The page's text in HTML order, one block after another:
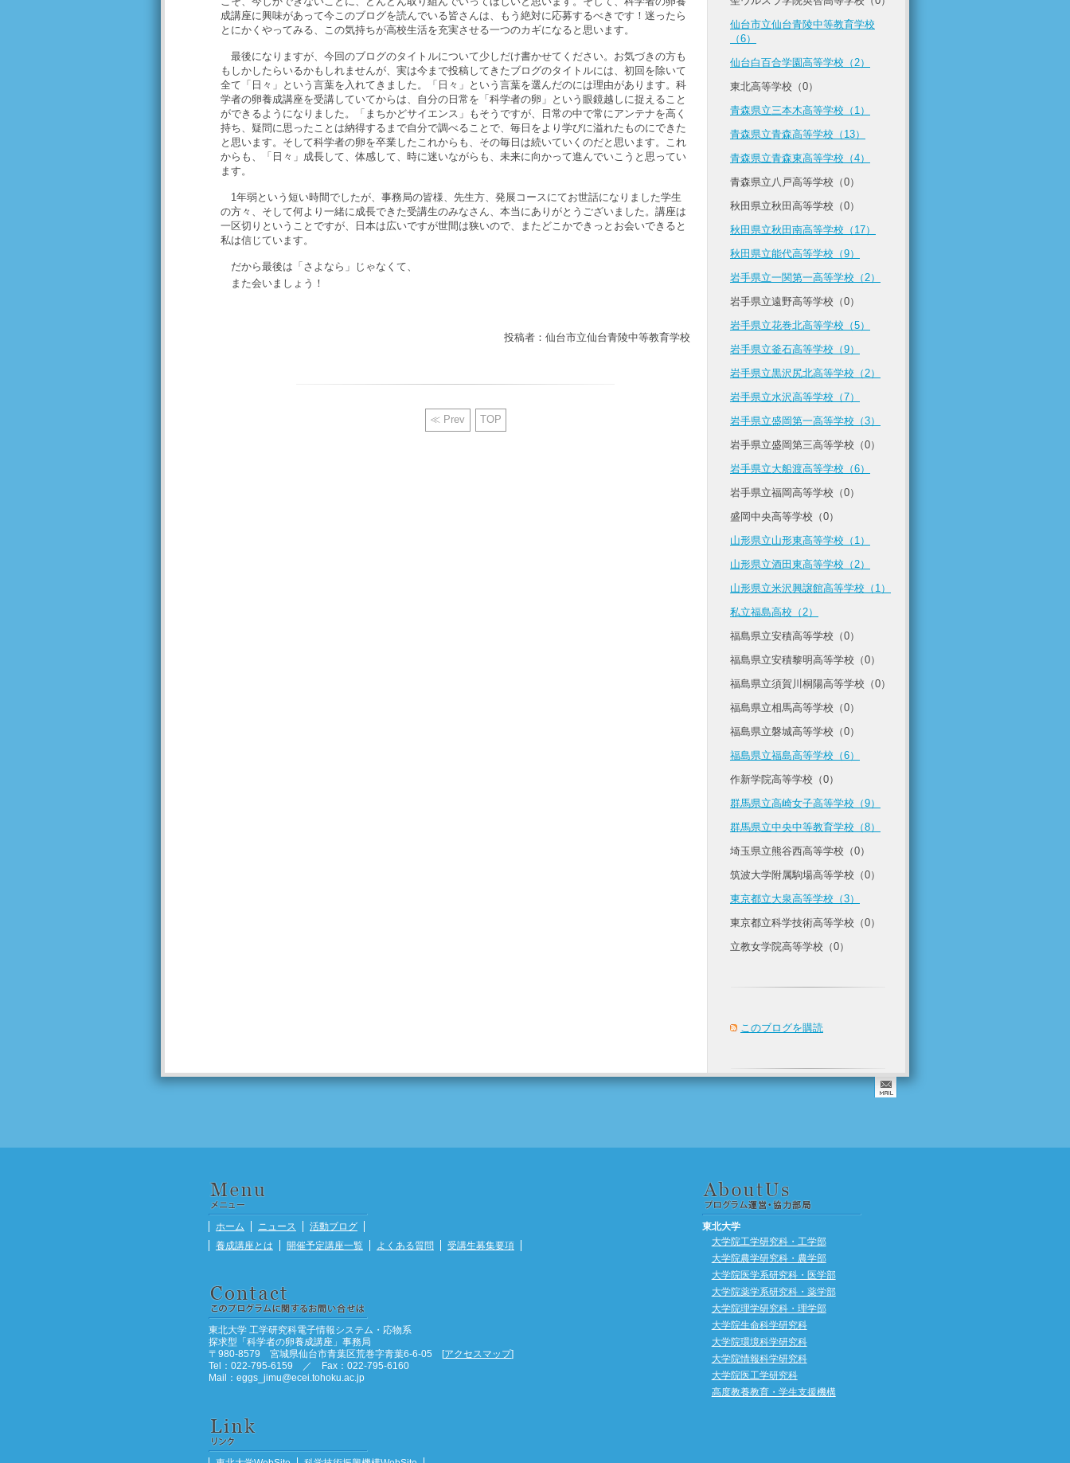
成講座に興味があって今このブログを読んでいる皆さんは、もう絶対に応募するべきです！迷ったら
とにかくやってみる、この気持ちが高校生活を充実させる一つのカギになると思います。
最後になりますが、今回のブログのタイトルについて少しだけ書かせてください。お気づきの方も
もしかしたらいるかもしれませんが、実は今まで投稿してきたブログのタイトルには、初回を除いて
全て「日々」という言葉を入れてきました。「日々」という言葉を選んだのには理由があります。科
学者の卵養成講座を受講していてからは、自分の日常を「科学者の卵」という眼鏡越しに捉えること
ができるようになりました。「まちかどサイエンス」もそうですが、日常の中で常にアンテナを高く
持ち、疑問に思ったことは納得するまで自分で調べることで、毎日をより学びに溢れたものにできた
と思います。そして科学者の卵を卒業したこれからも、その毎日は続いていくのだと思います。これ
からも、「日々」成長して、体感して、時に迷いながらも、未来に向かって進んでいこうと思ってい
ます。
1年弱という短い時間でしたが、事務局の皆様、先生方、発展コースにてお世話になりました学生
の方々、そして何より一緒に成長できた受講生のみなさん、本当にありがとうございました。講座は
一区切りということですが、日本は広いですが世間は狭いので、またどこかできっとお会いできると
私は信じています。
だから最後は「さよなら」じゃなくて、
また会いましょう！
投稿者：仙台市立仙台青陵中等教育学校
≪ Prev TOP
仙台市立仙台青陵中等教育学校
（6）
仙台白百合学園高等学校（2）
東北高等学校（0）
青森県立三本木高等学校（1）
青森県立青森高等学校（13）
青森県立青森東高等学校（4）
青森県立八戸高等学校（0）
秋田県立秋田高等学校（0）
秋田県立秋田南高等学校（17）
秋田県立能代高等学校（9）
岩手県立一関第一高等学校（2）
岩手県立遠野高等学校（0）
岩手県立花巻北高等学校（5）
岩手県立釜石高等学校（9）
岩手県立黒沢尻北高等学校（2）
岩手県立水沢高等学校（7）
岩手県立盛岡第一高等学校（3）
岩手県立盛岡第三高等学校（0）
岩手県立大船渡高等学校（6）
岩手県立福岡高等学校（0）
盛岡中央高等学校（0）
山形県立山形東高等学校（1）
山形県立酒田東高等学校（2）
山形県立米沢興譲館高等学校（1）
私立福島高校（2）
福島県立安積高等学校（0）
福島県立安積黎明高等学校（0）
福島県立須賀川桐陽高等学校（0）
福島県立相馬高等学校（0）
福島県立磐城高等学校（0）
福島県立福島高等学校（6）
作新学院高等学校（0）
群馬県立高崎女子高等学校（9）
群馬県立中央中等教育学校（8）
埼玉県立熊谷西高等学校（0）
筑波大学附属駒場高等学校（0）
東京都立大泉高等学校（3）
東京都立科学技術高等学校（0）
立教女学院高等学校（0）
このブログを購読
ホーム ニュース
活動ブログ
養成講座とは
開催予定講座一覧 よくある質問 受講生募集要項
東北大学 工学研究科電子情報システム・応物系
探求型「科学者の卵養成講座」事務局
〒980-8579 宮城県仙台市青葉区荒巻字青葉6-6-05 [アクセスマップ]
Tel：022-795-6159 ／ Fax：022-795-6160
Mail：eggs_jimu@ecei.tohoku.ac.jp
東北大学
大学院工学研究科・工学部
大学院農学研究科・農学部
大学院医学系研究科・医学部
大学院薬学系研究科・薬学部
大学院理学研究科・理学部
大学院生命科学研究科
大学院環境科学研究科
大学院情報科学研究科
大学院医工学研究科
高度教養教育・学生支援機構